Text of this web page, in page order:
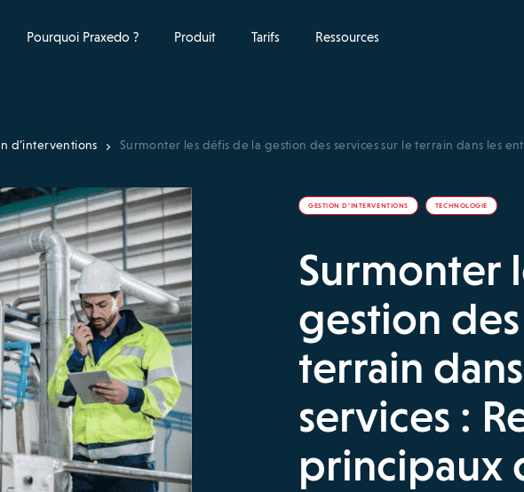
Pourquoi Praxedo ? Produit Tarifs Ressources
d’interventions Surmonter les défis de la gestion des services sur le terrain dans les
GESTION D’INTERVENTIONS TECHNOLOGIE
Surmonter
gestion
terrain
services :
principaux